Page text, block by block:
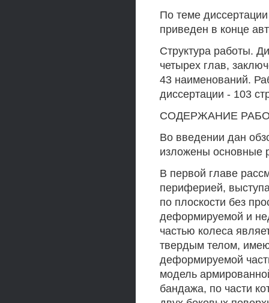
По теме
приведен в конце
Структура работы.
четырех глав,
43 наименований.
диссертации - 103
СОДЕРЖАНИЕ
Во введении дан
изложены основные
В первой главе
периферией,
по плоскости без
деформируемой и
частью колеса
твердым телом,
деформируемой
модель
бандажа, по части